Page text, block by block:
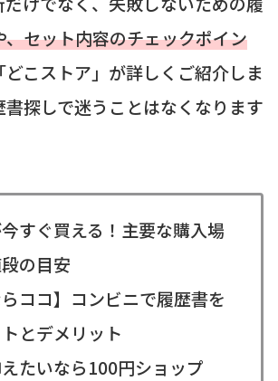
、セット内容のチェックポイン
どこストア」が詳しくご紹介しま
書探しで迷うことはなくなります
すぐ買える！主要な購入場
の目安
ココ】コンビニで履歴書を
とデメリット
えたいなら100円ショップ